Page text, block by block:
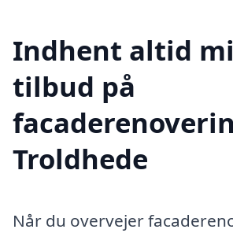
Indhent altid
tilbud på
Troldhede
Når du overvejer